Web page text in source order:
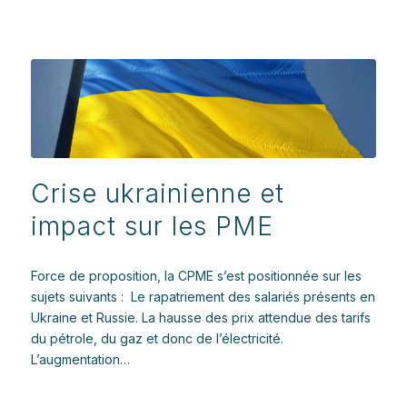
Crise ukrainienne et
impact sur les PME
Force de proposition, la CPME s’est positionnée sur les
sujets suivants : Le rapatriement des salariés présents en
Ukraine et Russie. La hausse des prix attendue des tarifs
du pétrole, du gaz et donc de l’électricité.
L’augmentation…